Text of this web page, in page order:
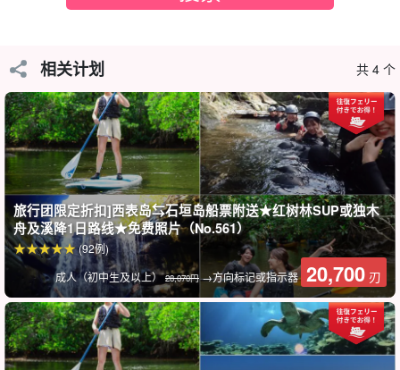
西表岛唯一可以欣赏瀑布背面的瀑布☆。
在导游的带领下，游览 "瀑布 "这个千疮百孔的景点。
乘坐冲浪板/独木舟探索充满红树林的河流，前往水越瀑布。
相关计划 共 4 个
旅行团限定折扣]西表岛⇆石垣岛船票附送★红树林SUP或独木
舟及溪降1日路线★免费照片（No.561）
成人（初中生及以上）28,070円→方向标记或指示器 20,700 刃
(92例)